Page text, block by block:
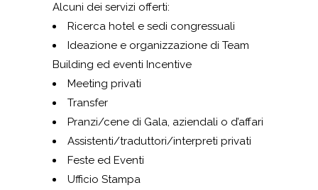
Alcuni dei servizi offerti:
Ricerca hotel e sedi congressuali
Ideazione e organizzazione di Team
Building ed eventi Incentive
Meeting privati
Transfer
Pranzi/cene di Gala, aziendali o d’affari
Assistenti/traduttori/interpreti privati
Feste ed Eventi
Ufficio Stampa